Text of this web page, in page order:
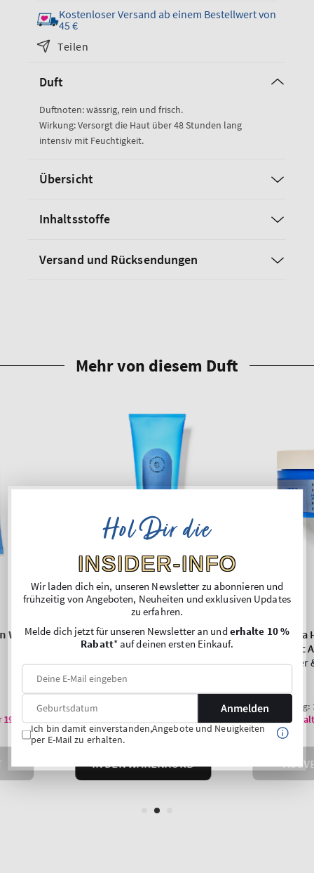
„Water
Ultra
Hydration
With
Hyaluronic
Acid
Body
Butter“
verringern
„Water
Körperbutter“
erhöhen
Kostenloser Versand ab einem Bestellwert von
45 €
Teilen
Duft
Duftnoten: wässrig, rein und frisch.
Wirkung: Versorgt die Haut über 48 Stunden lang
intensiv mit Feuchtigkeit.
Übersicht
Inhaltsstoffe
Versand und Rücksendungen
Hol Dir die
INSIDER-INFO
Wir laden dich ein, unseren Newsletter zu abonnieren und
frühzeitig von Angeboten, Neuheiten und exklusiven Updates
zu erfahren.
Melde dich jetzt für unseren Newsletter an und erhalte 10 %
Rabatt* auf deinen ersten Einkauf.
Anmelden
Ich bin damit einverstanden,Angebote und Neuigkeiten
per E-Mail zu erhalten.